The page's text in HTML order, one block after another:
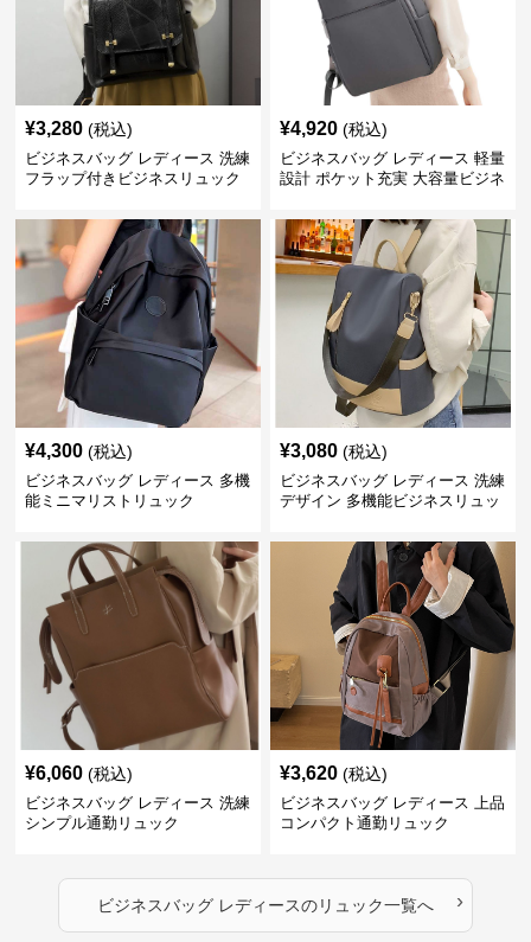
¥3,280 (税込)
ビジネスバッグ レディース 洗練
フラップ付きビジネスリュック
¥4,920 (税込)
ビジネスバッグ レディース 軽量
設計 ポケット充実 大容量ビジネ
¥4,300 (税込)
ビジネスバッグ レディース 多機
能ミニマリストリュック
¥3,080 (税込)
ビジネスバッグ レディース 洗練
デザイン 多機能ビジネスリュッ
¥6,060 (税込)
ビジネスバッグ レディース 洗練
シンプル通勤リュック
¥3,620 (税込)
ビジネスバッグ レディース 上品
コンパクト通勤リュック
ビジネスバッグ レディースのリュック一覧へ ›